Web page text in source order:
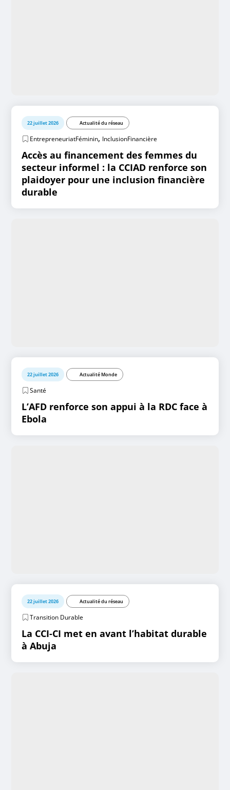
22 juillet 2026 Actualité du réseau
EntrepreneuriatFéminin, InclusionFinancière
Accès au financement des femmes du
secteur informel : la CCIAD renforce son
plaidoyer pour une inclusion financière
durable
22 juillet 2026 Actualité Monde
Santé
L’AFD renforce son appui à la RDC face à
Ebola
22 juillet 2026 Actualité du réseau
Transition Durable
La CCI-CI met en avant l’habitat durable
à Abuja